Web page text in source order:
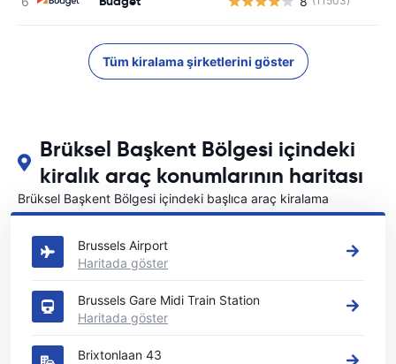
Tüm kiralama şirketlerini göster
Brüksel Başkent Bölgesi içindeki
kiralık araç konumlarının haritası
Brüksel Başkent Bölgesi içindeki başlıca araç kiralama
yerlerimizi görün
Brussels Airport
Haritada göster
Brussels Gare Midi Train Station
Haritada göster
Brixtonlaan 43